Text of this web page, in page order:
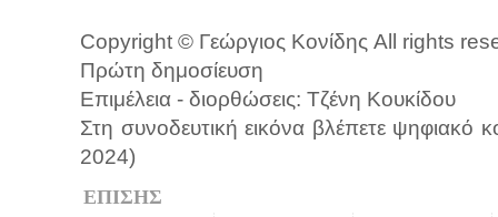
Copyright © Γεώργιος Κονίδης All rights
Πρώτη δημοσίευση
Επιμέλεια - διορθώσεις: Τζένη Κουκίδου
Στη συνοδευτική εικόνα βλέπετε
2024)
ΕΠΙΣΗΣ